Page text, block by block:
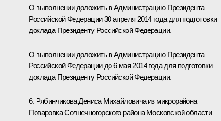
О выполнении доложить в Администрацию Президента
Российской Федерации 30 апреля 2014 года для подготовки
доклада Президенту Российской Федерации.
О выполнении доложить в Администрацию Президента
Российской Федерации до 6 мая 2014 года для подготовки
доклада Президенту Российской Федерации.
6. Рябинчикова Дениса Михайловича из микрорайона
Поваровка Солнечногорского района Московской области